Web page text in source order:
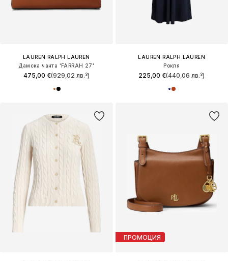
LAUREN RALPH LAUREN
Дамска чанта 'FARRAH 27'
475,00 €(929,02 лв.³)
LAUREN RALPH LAUREN
Рокля
225,00 €(440,06 лв.³)
ПРОМОЦИЯ